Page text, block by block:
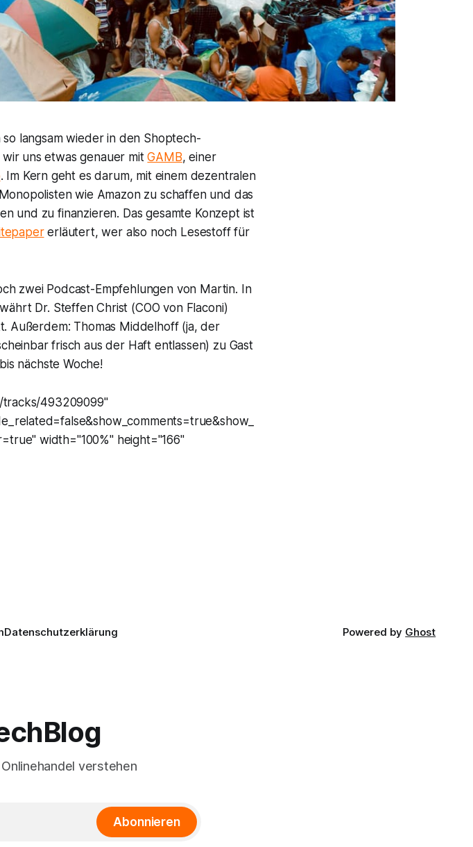
langsam wieder in den Shoptech-
wir uns etwas genauer mitGAMB, einer
. Im Kern geht es darum, mit einem dezentralen
wie Amazon zu schaffen und das
und zu finanzieren. Das gesamte Konzept ist
erläutert, wer also noch Lesestoff für
zwei Podcast-Empfehlungen von Martin. In
Dr. Steffen Christ (COO von Flaconi)
Außerdem: Thomas Middelhoff (ja, der
frisch aus der Haft entlassen) zu Gast
nächste Woche!
tracks/493209099"
width="100%" height="166"
Datenschutzerklärung Powered by Ghost
verstehen
Abonnieren